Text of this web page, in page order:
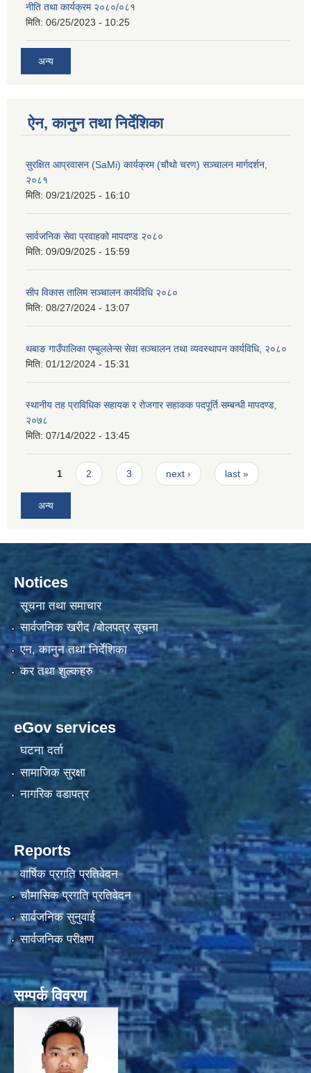
नीति तथा कार्यक्रम २०८०/०८१
मिति: 06/25/2023 - 10:25
अन्य
ऐन, कानुन तथा निर्देशिका
सुरक्षित आप्रवासन (SaMi) कार्यक्रम (चौथो चरण) सञ्चालन मार्गदर्शन,
२०८१
मिति: 09/21/2025 - 16:10
सार्वजनिक सेवा प्रवाहको मापदण्ड २०८०
मिति: 09/09/2025 - 15:59
सीप विकास तालिम सञ्चालन कार्यविधि २०८०
मिति: 08/27/2024 - 13:07
थबाङ गाउँपालिका एम्बुललेन्स सेवा सञ्चालन तथा व्यवस्थापन कार्यविधि, २०८०
मिति: 01/12/2024 - 15:31
स्थानीय तह प्राविधिक सहायक र रोजगार सहाकक पदपूर्ति सम्बन्धी मापदण्ड,
२०७८
मिति: 07/14/2022 - 13:45
Pages
1 2 3 next › last »
अन्य
Notices
सूचना तथा समाचार
सार्वजनिक खरीद /बोलपत्र सूचना
एन, कानुन तथा निर्देशिका
कर तथा शुल्कहरु
eGov services
घटना दर्ता
सामाजिक सुरक्षा
नागरिक वडापत्र
Reports
वार्षिक प्रगति प्रतिवेदन
चौमासिक प्रगति प्रतिवेदन
सार्वजनिक सुनुवाई
सार्वजनिक परीक्षण
सम्पर्क विवरण